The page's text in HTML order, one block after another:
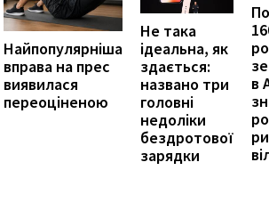
Найпопулярніша
вправа на прес
виявилася
переоціненою
Не така
ідеальна, як
здається:
названо три
головні
недоліки
бездротової
зарядки
в